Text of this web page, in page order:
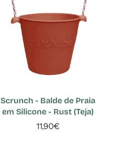
Scrunch - Balde de Praia
em Silicone - Rust (Teja)
11,90€